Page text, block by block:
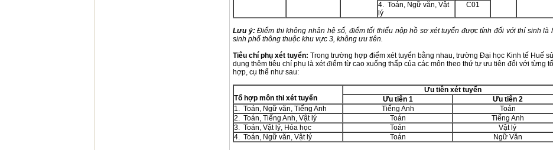
4. Toán, Ngữ văn, Vật
lý
C01
Lưu ý:Điểm thi không nhân hệ số, điểm tối thiểu nộp hồ sơ xét tuyển được tính đối với thí sinh là
sinh phổ thông thuộc khu vực 3, không ưu tiên.
Tiêu chí phụ xét tuyển: Trong trường hợp điểm xét tuyển bằng nhau, trường Đại học Kinh tế Huế
dụng thêm tiêu chí phụ là xét điểm từ cao xuống thấp của các môn theo thứ tự ưu tiên đối với từng tổ
hợp, cụ thể như sau:
Tổ hợp môn thi xét tuyển
Ưu tiên xét tuyển
Ưu tiên 1 Ưu tiên 2
1. Toán, Ngữ văn, Tiếng Anh
Tiếng Anh
Toán
2. Toán, Tiếng Anh, Vật lý
Toán
Tiếng Anh
3. Toán, Vật lý, Hóa học
Toán
Vật lý
4. Toán, Ngữ văn, Vật lý
Toán Ngữ Văn